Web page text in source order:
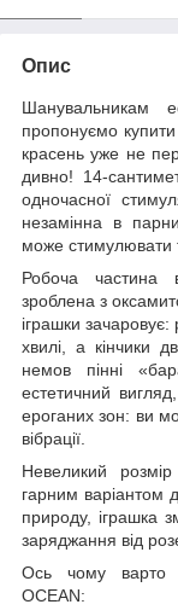
Опис
Шанувальникам
пропонуємо
красень уже не
дивно! 14-
одночасної
незамінна в
може стимулювати
Робоча частина
зроблена з
іграшки
хвилі, а кінчики
немов пінні
естетичний
ероганих зон: ви
вібрації.
Невеликий
гарним варіантом
природу, іграшка
заряджання від
Ось чому варто
OCEAN: